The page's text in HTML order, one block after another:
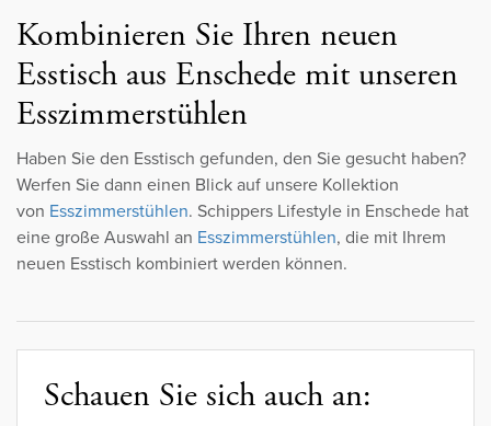
Kombinieren Sie Ihren neuen
Esstisch aus Enschede mit unseren
Esszimmerstühlen
Haben Sie den Esstisch gefunden, den Sie gesucht haben?
Werfen Sie dann einen Blick auf unsere Kollektion
von Esszimmerstühlen. Schippers Lifestyle in Enschede hat
eine große Auswahl an Esszimmerstühlen, die mit Ihrem
neuen Esstisch kombiniert werden können.
Schauen Sie sich auch an: